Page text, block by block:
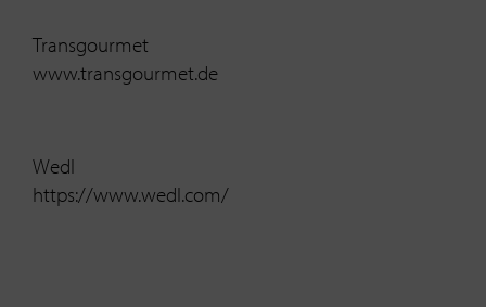
Transgourmet
www.transgourmet.de
Wedl
https://www.wedl.com/